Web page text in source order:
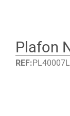
Plafon
REF: